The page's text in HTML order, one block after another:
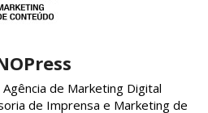
Agência de Marketing Digital
de Imprensa e Marketing de